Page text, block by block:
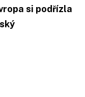
si podřízla